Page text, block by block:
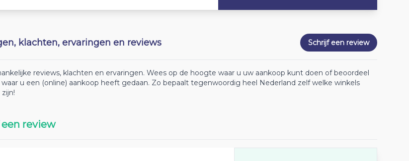
klachten, ervaringen en reviews Schrijf een review
reviews, klachten en ervaringen. Wees op de hoogte waar u uw aankoop kunt doen of beoordeel
u een (online) aankoop heeft gedaan. Zo bepaalt tegenwoordig heel Nederland zelf welke winkels
review